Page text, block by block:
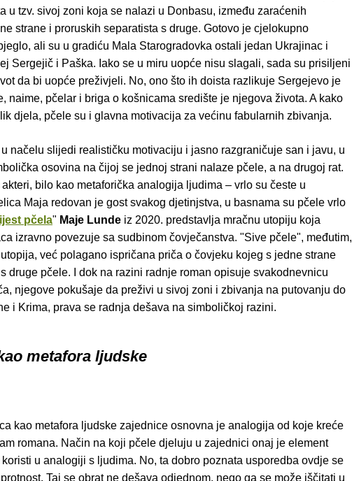
u tzv. sivoj zoni koja se nalazi u Donbasu, između zaraćenih
strane i proruskih separatista s druge. Gotovo je cjelokupno
ali su u gradiću Mala Starogradovka ostali jedan Ukrajinac i
Sergejič i Paška. Iako se u miru uopće nisu slagali, sada su prisiljeni
da bi uopće preživjeli. No, ono što ih doista razlikuje Sergejevo je
naime, pčelar i briga o košnicama središte je njegova života. A kako
djela, pčele su i glavna motivacija za većinu fabularnih zbivanja.
u načelu slijedi realističku motivaciju i jasno razgraničuje san i javu, u
osovina na čijoj se jednoj strani nalaze pčele, a na drugoj rat.
bilo kao metaforička analogija ljudima – vrlo su česte u
Maja redovan je gost svakog djetinjstva, u basnama su pčele vrlo
pčela" Maje Lunde iz 2020. predstavlja mračnu utopiju koja
izravno povezuje sa sudbinom čovječanstva. "Sive pčele", međutim,
već polagano ispričana priča o čovjeku kojeg s jedne strane
druge pčele. I dok na razini radnje roman opisuje svakodnevnicu
njegove pokušaje da preživi u sivoj zoni i zbivanja na putovanju do
i Krima, prava se radnja dešava na simboličkoj razini.
metafora ljudske
kao metafora ljudske zajednice osnovna je analogija od koje kreće
romana. Način na koji pčele djeluju u zajednici onaj je element
u analogiji s ljudima. No, ta dobro poznata usporedba ovdje se
Taj se obrat ne dešava odjednom, nego ga se može iščitati u